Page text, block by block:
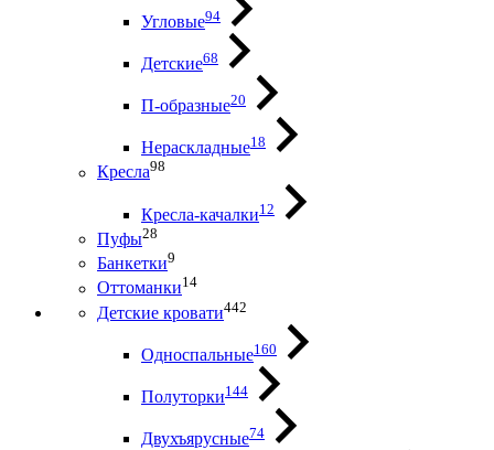
Угловые94
Детские68
П-образные20
Нераскладные18
Кресла98
Кресла-качалки12
Пуфы28
Банкетки9
Оттоманки14
Детские кровати442
Односпальные160
Полуторки144
Двухъярусные74